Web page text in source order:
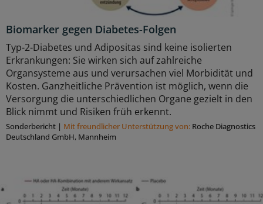
Biomarker gegen Diabetes-Folgen
Typ-2-Diabetes und Adipositas sind keine isolierten
Erkrankungen: Sie wirken sich auf zahlreiche
Organsysteme aus und verursachen viel Morbidität und
Kosten. Ganzheitliche Prävention ist möglich, wenn die
Versorgung die unterschiedlichen Organe gezielt in den
Blick nimmt und Risiken früh erkennt.
Sonderbericht | Mit freundlicher Unterstützung von: Roche Diagnostics
Deutschland GmbH, Mannheim